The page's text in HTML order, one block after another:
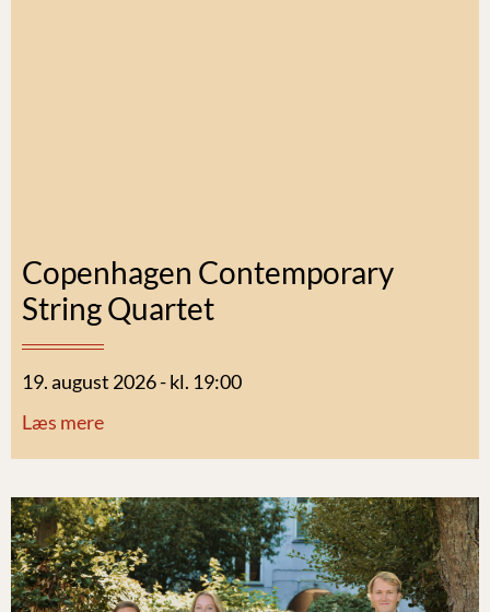
Copenhagen Contemporary
String Quartet
19. august 2026 - kl. 19:00
Læs mere